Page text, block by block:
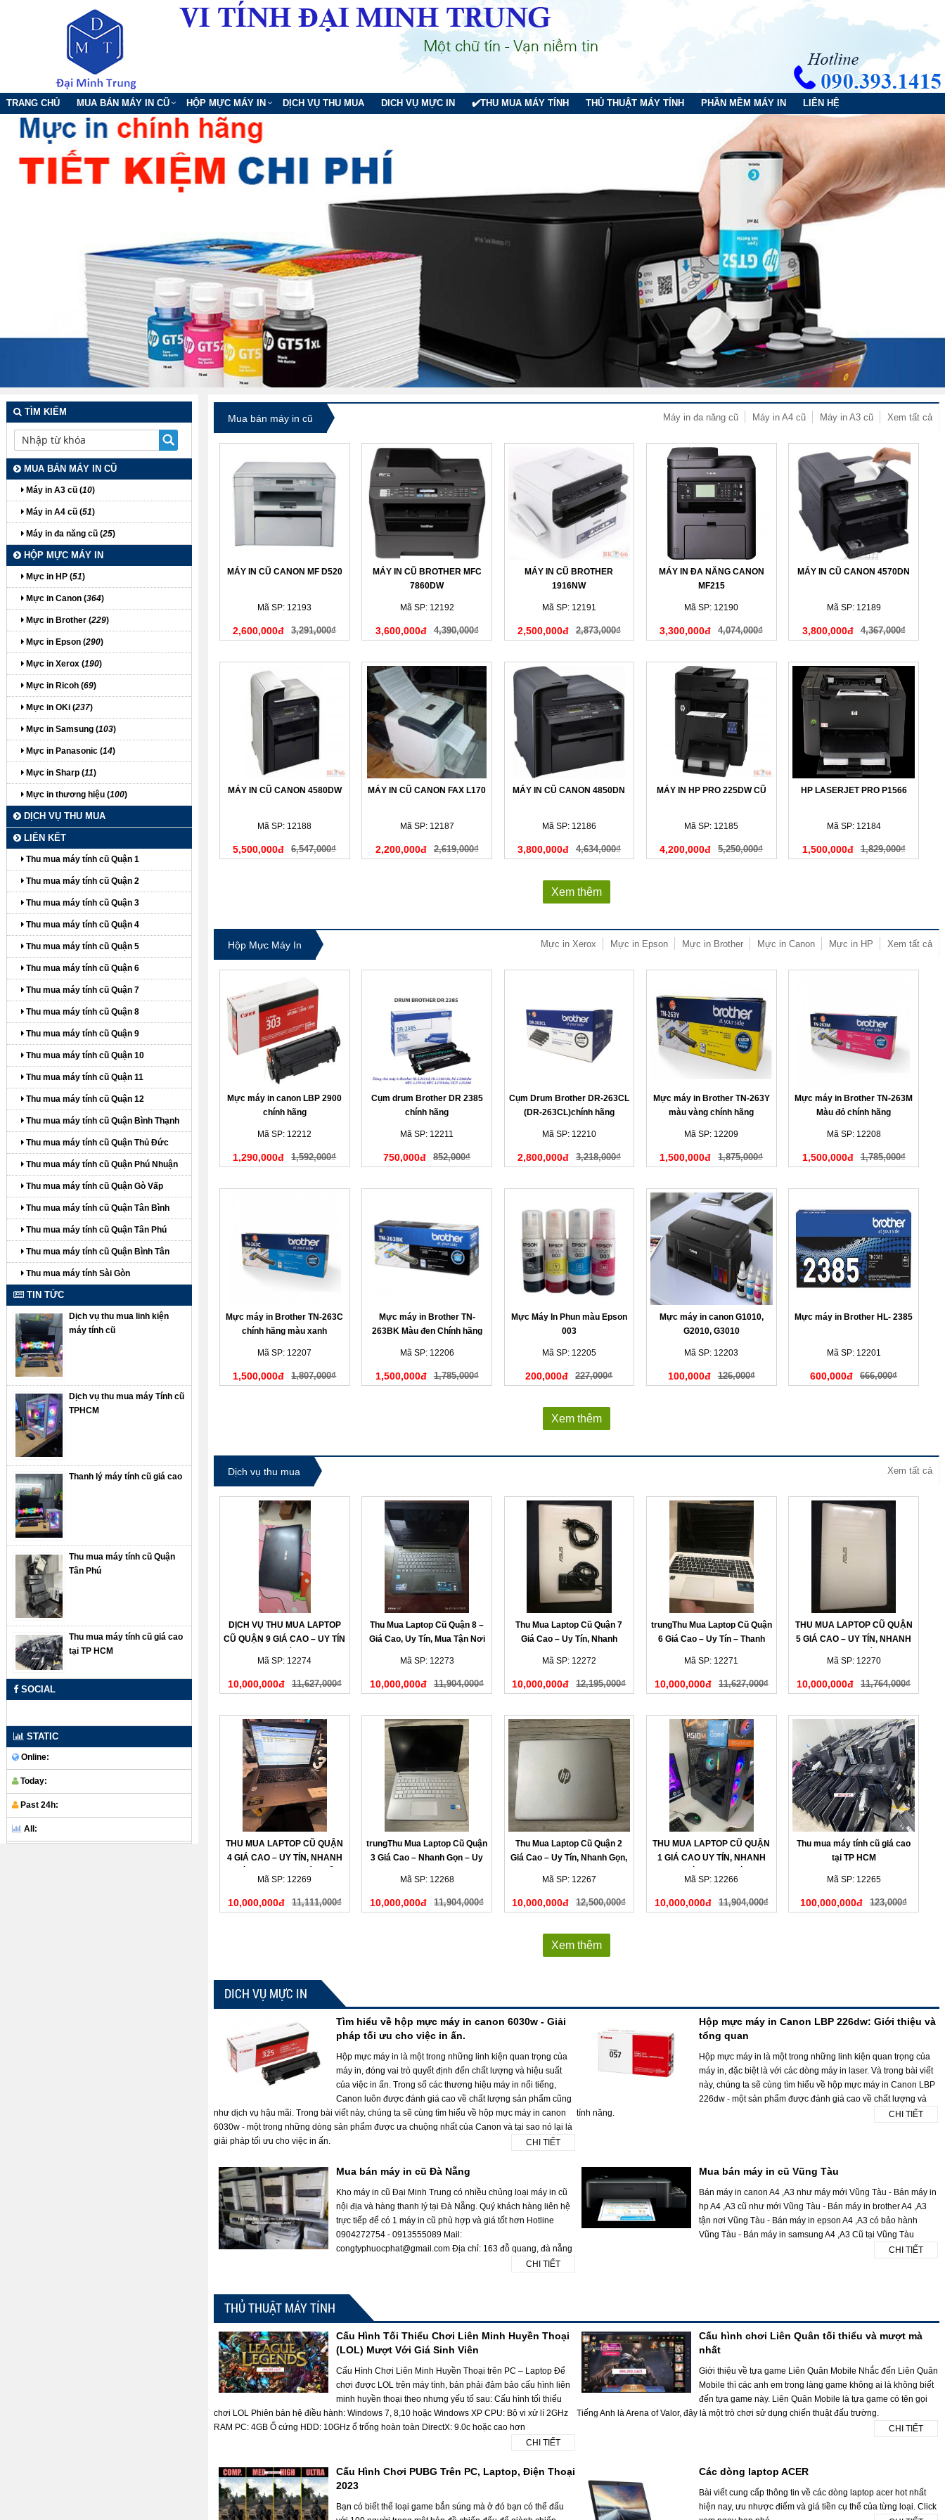
TRANG CHỦ MUA BÁN MÁY IN CŨ HỘP MỰC MÁY IN DỊCH VỤ THU MUA DICH VỤ MỰC IN ✔️THU MUA MÁY TÍNH THỦ THUẬT MÁY TÍNH PHẦN MỀM MÁY IN LIÊN HỆ
Mua bán máy in cũ Xem tất cả
Máy in A3 cũ
Máy in A4 cũ
Máy in đa năng cũ
MÁY IN CŨ CANON MF D520
Mã SP: 12193
2,600,000đ 3,291,000₫
MÁY IN CŨ BROTHER MFC
7860DW
Mã SP: 12192
3,600,000đ 4,390,000₫
MÁY IN CŨ BROTHER
1916NW
Mã SP: 12191
2,500,000đ 2,873,000₫
MÁY IN ĐA NĂNG CANON
MF215
Mã SP: 12190
3,300,000đ 4,074,000₫
MÁY IN CŨ CANON 4570DN
Mã SP: 12189
3,800,000đ 4,367,000₫
MÁY IN CŨ CANON 4580DW
Mã SP: 12188
5,500,000đ 6,547,000₫
MÁY IN CŨ CANON FAX L170
Mã SP: 12187
2,200,000đ 2,619,000₫
MÁY IN CŨ CANON 4850DN
Mã SP: 12186
3,800,000đ 4,634,000₫
MÁY IN HP PRO 225DW CŨ
Mã SP: 12185
4,200,000đ 5,250,000₫
HP LASERJET PRO P1566
Mã SP: 12184
1,500,000đ 1,829,000₫
Xem thêm
Hộp Mực Máy In Xem tất cả
Mực in HP
Mực in Canon
Mực in Brother
Mực in Epson
Mực in Xerox
Mực máy in canon LBP 2900
chính hãng
Mã SP: 12212
1,290,000đ 1,592,000₫
Cụm drum Brother DR 2385
chính hãng
Mã SP: 12211
750,000đ 852,000₫
Cụm Drum Brother DR-263CL
(DR-263CL)chính hãng
Mã SP: 12210
2,800,000đ 3,218,000₫
Mực máy in Brother TN-263Y
màu vàng chính hãng
Mã SP: 12209
1,500,000đ 1,875,000₫
Mực máy in Brother TN-263M
Màu đỏ chính hãng
Mã SP: 12208
1,500,000đ 1,785,000₫
Mực máy in Brother TN-263C
chính hãng màu xanh
Mã SP: 12207
1,500,000đ 1,807,000₫
Mực máy in Brother TN-
263BK Màu đen Chính hãng
Mã SP: 12206
1,500,000đ 1,785,000₫
Mực Máy In Phun màu Epson
003
Mã SP: 12205
200,000đ 227,000₫
Mực máy in canon G1010,
G2010, G3010
Mã SP: 12203
100,000đ 126,000₫
Mực máy in Brother HL- 2385
Mã SP: 12201
600,000đ 666,000₫
Xem thêm
Dịch vụ thu mua Xem tất cả
DỊCH VỤ THU MUA LAPTOP
CŨ QUẬN 9 GIÁ CAO – UY TÍN
Mã SP: 12274
10,000,000đ 11,627,000₫
Thu Mua Laptop Cũ Quận 8 –
Giá Cao, Uy Tín, Mua Tận Nơi
Mã SP: 12273
10,000,000đ 11,904,000₫
Thu Mua Laptop Cũ Quận 7
Giá Cao – Uy Tín, Nhanh
Mã SP: 12272
10,000,000đ 12,195,000₫
trungThu Mua Laptop Cũ Quận
6 Giá Cao – Uy Tín – Thanh
Mã SP: 12271
10,000,000đ 11,627,000₫
THU MUA LAPTOP CŨ QUẬN
5 GIÁ CAO – UY TÍN, NHANH
Mã SP: 12270
10,000,000đ 11,764,000₫
THU MUA LAPTOP CŨ QUẬN
4 GIÁ CAO – UY TÍN, NHANH
TAY
Mã SP: 12269
10,000,000đ 11,111,000₫
trungThu Mua Laptop Cũ Quận
3 Giá Cao – Nhanh Gọn – Uy
Mã SP: 12268
10,000,000đ 11,904,000₫
Thu Mua Laptop Cũ Quận 2
Giá Cao – Uy Tín, Nhanh Gọn,
Mã SP: 12267
10,000,000đ 12,500,000₫
THU MUA LAPTOP CŨ QUẬN
1 GIÁ CAO UY TÍN, NHANH
Mã SP: 12266
10,000,000đ 11,904,000₫
Thu mua máy tính cũ giá cao
tại TP HCM
Mã SP: 12265
100,000,000đ 123,000₫
Xem thêm
DICH VỤ MỰC IN
Tìm hiểu về hộp mực máy in canon 6030w - Giải
pháp tối ưu cho việc in ấn.
Hộp mực máy in là một trong những linh kiện quan trọng của
máy in, đóng vai trò quyết định đến chất lượng và hiệu suất
của việc in ấn. Trong số các thương hiệu máy in nổi tiếng,
Canon luôn được đánh giá cao về chất lượng sản phẩm cũng
như dịch vụ hậu mãi. Trong bài viết này, chúng ta sẽ cùng tìm hiểu về hộp mực máy in canon
6030w - một trong những dòng sản phẩm được ưa chuộng nhất của Canon và tại sao nó lại là
giải pháp tối ưu cho việc in ấn.
CHI TIẾT
Hộp mực máy in Canon LBP 226dw: Giới thiệu và
tổng quan
Hộp mực máy in là một trong những linh kiện quan trọng của
máy in, đặc biệt là với các dòng máy in laser. Và trong bài viết
này, chúng ta sẽ cùng tìm hiểu về hộp mực máy in Canon LBP
226dw - một sản phẩm được đánh giá cao về chất lượng và
tính năng.
CHI TIẾT
Mua bán máy in cũ Đà Nẵng
Kho máy in cũ Đại Minh Trung có nhiều chủng loại máy in cũ
nội địa và hàng thanh lý tại Đà Nẵng. Quý khách hàng liên hệ
trực tiếp để có 1 máy in cũ phù hợp và giá tốt hơn Hotline
0904272754 - 0913555089 Mail:
congtyphuocphat@gmail.com Địa chỉ: 163 đỗ quang, đà nẵng
CHI TIẾT
Mua bán máy in cũ Vũng Tàu
Bán máy in canon A4 ,A3 như máy mới Vũng Tàu - Bán máy in
hp A4 ,A3 cũ như mới Vũng Tàu - Bán máy in brother A4 ,A3
tận nơi Vũng Tàu - Bán máy in epson A4 ,A3 có bảo hành
Vũng Tàu - Bán máy in samsung A4 ,A3 Cũ tại Vũng Tàu
CHI TIẾT
THỦ THUẬT MÁY TÍNH
Cấu Hình Tối Thiểu Chơi Liên Minh Huyền Thoại
(LOL) Mượt Với Giá Sinh Viên
Cấu Hình Chơi Liên Minh Huyền Thoại trên PC – Laptop Để
chơi được LOL trên máy tính, bản phải đảm bảo cấu hình liên
minh huyền thoại theo nhưng yếu tố sau: Cấu hình tối thiểu
chơi LOL Phiên bản hệ điều hành: Windows 7, 8,10 hoặc Windows XP CPU: Bộ vi xử lí 2GHz
RAM PC: 4GB Ổ cứng HDD: 10GHz ổ trống hoàn toàn DirectX: 9.0c hoặc cao hơn
CHI TIẾT
Cấu hình chơi Liên Quân tối thiểu và mượt mà
nhất
Giới thiệu về tựa game Liên Quân Mobile Nhắc đến Liên Quân
Mobile thì các anh em trong làng game không ai là không biết
đến tựa game này. Liên Quân Mobile là tựa game có tên gọi
Tiếng Anh là Arena of Valor, đây là một trò chơi sử dụng chiến thuật đấu trường.
CHI TIẾT
Cấu Hình Chơi PUBG Trên PC, Laptop, Điện Thoại
2023
Bạn có biết thể loại game bắn súng mà ở đó bạn có thể đấu
Các dòng laptop ACER
Bài viết cung cấp thông tin về các dòng laptop acer hot nhất
hiện nay, ưu nhược điểm và giá tiền cụ thể của từng loại. Click
TÌM KIẾM
MUA BÁN MÁY IN CŨ
Máy in A3 cũ (10)
Máy in A4 cũ (51)
Máy in đa năng cũ (25)
HỘP MỰC MÁY IN
Mực in HP (51)
Mực in Canon (364)
Mực in Brother (229)
Mực in Epson (290)
Mực in Xerox (190)
Mực in Ricoh (69)
Mực in OKi (237)
Mực in Samsung (103)
Mực in Panasonic (14)
Mực in Sharp (11)
Mực in thương hiệu (100)
DỊCH VỤ THU MUA
LIÊN KẾT
Thu mua máy tính cũ Quận 1
Thu mua máy tính cũ Quận 2
Thu mua máy tính cũ Quận 3
Thu mua máy tính cũ Quận 4
Thu mua máy tính cũ Quận 5
Thu mua máy tính cũ Quận 6
Thu mua máy tính cũ Quận 7
Thu mua máy tính cũ Quận 8
Thu mua máy tính cũ Quận 9
Thu mua máy tính cũ Quận 10
Thu mua máy tính cũ Quận 11
Thu mua máy tính cũ Quận 12
Thu mua máy tính cũ Quận Bình Thạnh
Thu mua máy tính cũ Quận Thủ Đức
Thu mua máy tính cũ Quận Phú Nhuận
Thu mua máy tính cũ Quận Gò Vấp
Thu mua máy tính cũ Quận Tân Bình
Thu mua máy tính cũ Quận Tân Phú
Thu mua máy tính cũ Quận Bình Tân
Thu mua máy tính Sài Gòn
TIN TỨC
Dịch vụ thu mua linh kiện
máy tính cũ
Dịch vụ thu mua máy Tính cũ
TPHCM
Thanh lý máy tính cũ giá cao
Thu mua máy tính cũ Quận
Tân Phú
Thu mua máy tính cũ giá cao
tại TP HCM
SOCIAL
STATIC
Online:
Today:
Past 24h:
All: